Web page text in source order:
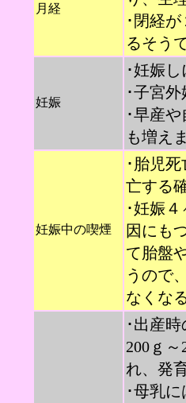
月経
･閉経
るそ
妊娠
･妊娠
･子宮
･早産
も増え
妊娠中の喫煙
･胎児
亡する
･妊娠
因にも
て胎盤
うので
なくな
･出産
200ｇ
れ、発
･母乳